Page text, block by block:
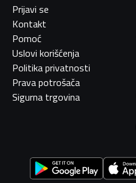
Prijavi se
Kontakt
Pomoć
Uslovi korišćenja
Politika privatnosti
Prava potrošača
Sigurna trgovina